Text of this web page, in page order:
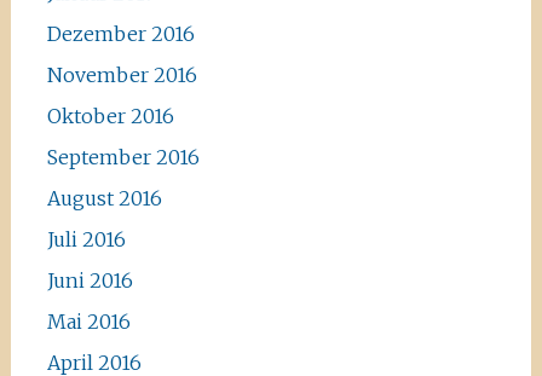
Dezember 2016
November 2016
Oktober 2016
September 2016
August 2016
Juli 2016
Juni 2016
Mai 2016
April 2016